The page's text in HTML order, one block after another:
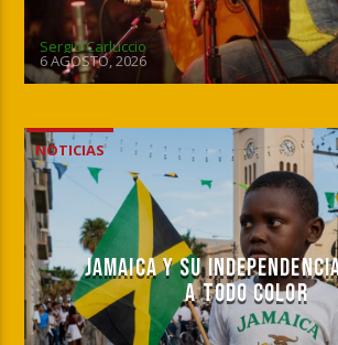
Sergio Carluccio
6 AGOSTO, 2026
NOTICIAS
JAMAICA Y SU
A TODO COLOR